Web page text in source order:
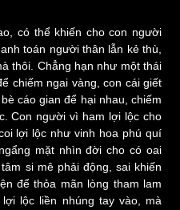
có thể khiến cho con người
toán người thân lẫn kẻ thù,
thôi. Chẳng hạn như một thái
chiếm ngai vàng, con cái giết
cáo gian để hại nhau, chiếm
Con người vì ham lợi lộc cho
lợi lộc như vinh hoa phú quí
mặt nhìn đời cho có oai
si mê phải động, sai khiến
để thỏa mãn lòng tham lam
lộc liền nhúng tay vào, mà